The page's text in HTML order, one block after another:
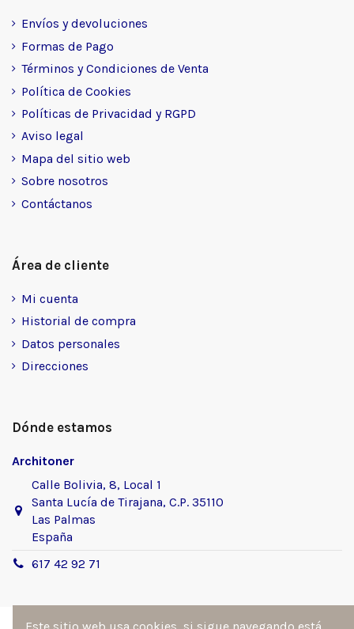
Envíos y devoluciones
Formas de Pago
Términos y Condiciones de Venta
Política de Cookies
Políticas de Privacidad y RGPD
Aviso legal
Mapa del sitio web
Sobre nosotros
Contáctanos
Área de cliente
Mi cuenta
Historial de compra
Datos personales
Direcciones
Dónde estamos
Architoner
Calle Bolivia, 8, Local 1
Santa Lucía de Tirajana, C.P. 35110
Las Palmas
España
617 42 92 71